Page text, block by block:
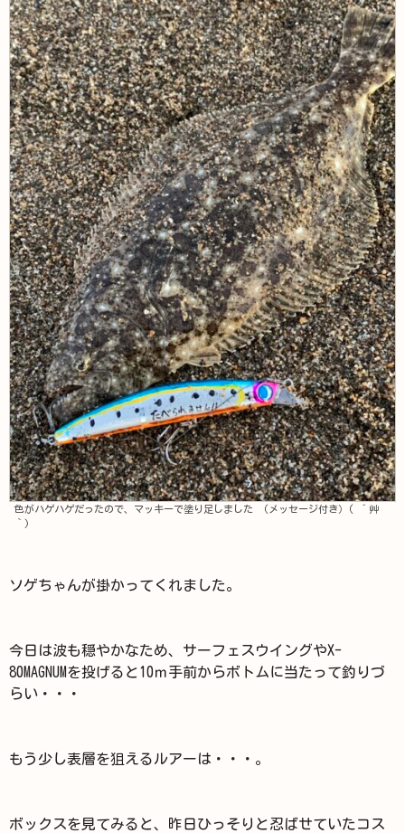
色がハゲハゲだったので、マッキーで塗り足しました (メッセージ付き）( ´艸
｀)
ソゲちゃんが掛かってくれました。
今日は波も穏やかなため、サーフェスウイングやX-
80MAGNUMを投げると10ｍ手前からボトムに当たって釣りづ
らい・・・
もう少し表層を狙えるルアーは・・・。
ボックスを見てみると、昨日ひっそりと忍ばせていたコス